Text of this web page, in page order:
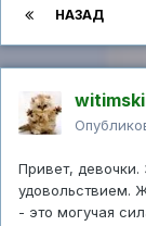
НАЗАД
Привет,
удовольствием.
- это могучая